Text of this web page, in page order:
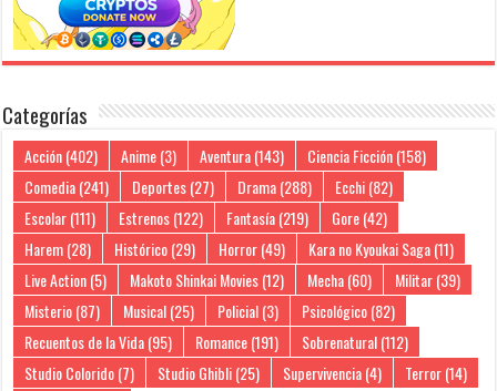
Categorías
Acción(402) Anime(3) Aventura(143) Ciencia Ficción(158)
Comedia(241) Deportes(27) Drama(288) Ecchi(82)
Escolar(111) Estrenos(122) Fantasía(219) Gore(42)
Harem(28) Histórico(29) Horror(49) Kara no Kyoukai Saga(11)
Live Action(5) Makoto Shinkai Movies(12) Mecha(60) Militar(39)
Misterio(87) Musical(25) Policial(3) Psicológico(82)
Recuentos de la Vida(95) Romance(191) Sobrenatural(112)
Studio Colorido(7) Studio Ghibli(25) Supervivencia(4) Terror(14)